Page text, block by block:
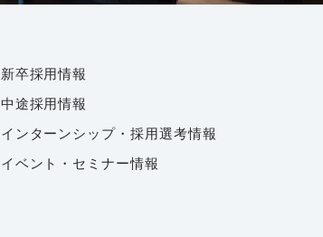
新卒採用情報
中途採用情報
インターンシップ・採用選考情報
イベント・セミナー情報